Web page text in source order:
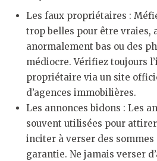
Les faux propriétaires :
trop belles pour être vraies,
anormalement bas ou des
médiocre. Vérifiez toujours
propriétaire via un site
d’agences immobilières.
Les annonces bidons : Les
souvent utilisées pour
inciter à verser des sommes
garantie. Ne jamais verser